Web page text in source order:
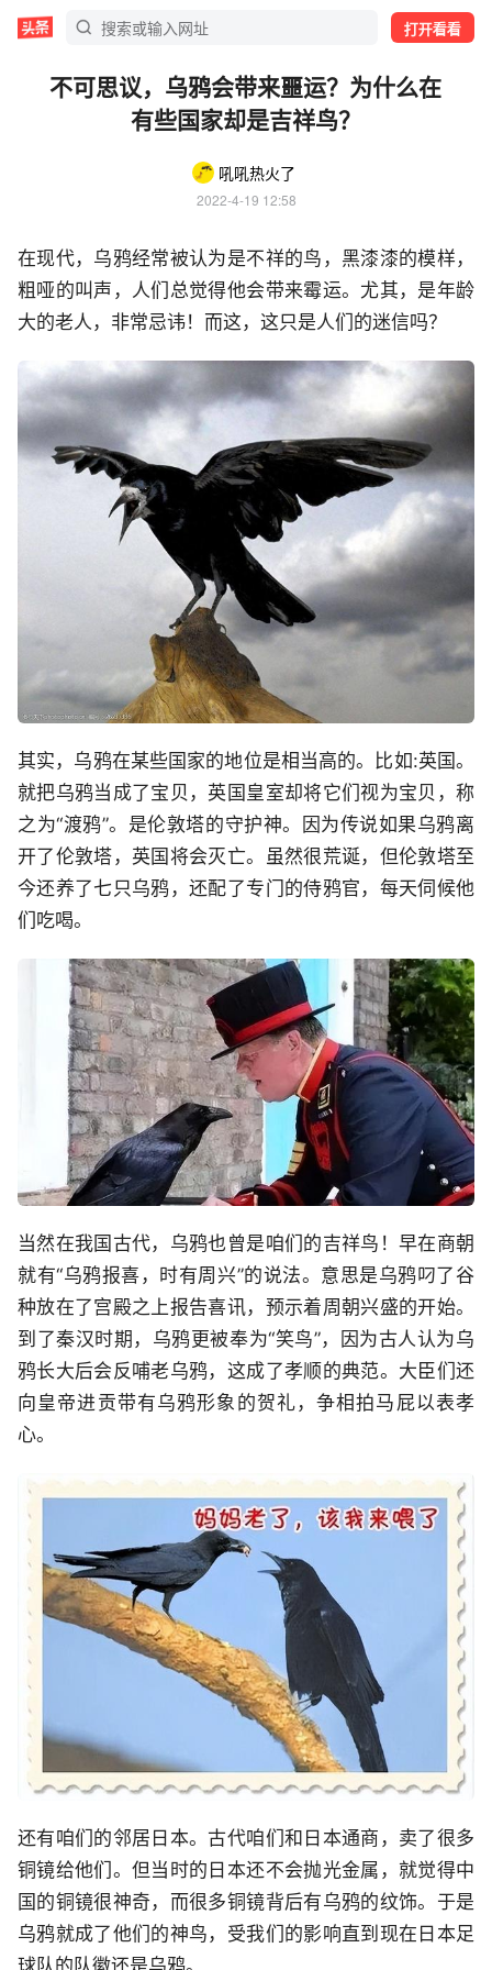
打开看看
不可思议，乌鸦会带来噩运？为什么在
有些国家却是吉祥鸟？
吼吼热火了
2022-4-19 12:58
在现代，乌鸦经常被认为是不祥的鸟，黑漆漆的模样，
粗哑的叫声，人们总觉得他会带来霉运。尤其，是年龄
大的老人，非常忌讳！而这，这只是人们的迷信吗？
其实，乌鸦在某些国家的地位是相当高的。比如:英国。
就把乌鸦当成了宝贝，英国皇室却将它们视为宝贝，称
之为“渡鸦”。是伦敦塔的守护神。因为传说如果乌鸦离
开了伦敦塔，英国将会灭亡。虽然很荒诞，但伦敦塔至
今还养了七只乌鸦，还配了专门的侍鸦官，每天伺候他
们吃喝。
当然在我国古代，乌鸦也曾是咱们的吉祥鸟！早在商朝
就有“乌鸦报喜，时有周兴”的说法。意思是乌鸦叼了谷
种放在了宫殿之上报告喜讯，预示着周朝兴盛的开始。
到了秦汉时期，乌鸦更被奉为“笑鸟”，因为古人认为乌
鸦长大后会反哺老乌鸦，这成了孝顺的典范。大臣们还
向皇帝进贡带有乌鸦形象的贺礼，争相拍马屁以表孝
心。
还有咱们的邻居日本。古代咱们和日本通商，卖了很多
铜镜给他们。但当时的日本还不会抛光金属，就觉得中
国的铜镜很神奇，而很多铜镜背后有乌鸦的纹饰。于是
乌鸦就成了他们的神鸟，受我们的影响直到现在日本足
球队的队徽还是乌鸦。